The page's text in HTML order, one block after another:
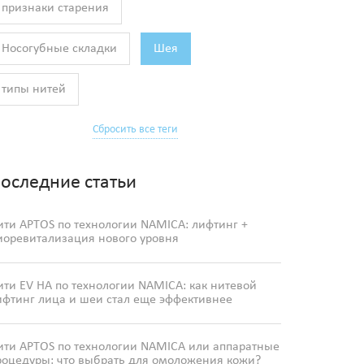
признаки старения
Носогубные складки Шея
типы нитей
Сбросить все теги
статьи
APTOS по технологии NAMICA: лифтинг +
нового уровня
EV HA по технологии NAMICA: как нитевой
лица и шеи стал еще эффективнее
APTOS по технологии NAMICA или аппаратные
что выбрать для омоложения кожи?